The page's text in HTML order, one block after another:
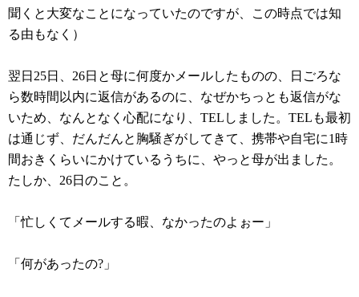
聞くと大変なことになっていたのですが、この時点では知
る由もなく）
翌日25日、26日と母に何度かメールしたものの、日ごろな
ら数時間以内に返信があるのに、なぜかちっとも返信がな
いため、なんとなく心配になり、TELしました。TELも最初
は通じず、だんだんと胸騒ぎがしてきて、携帯や自宅に1時
間おきくらいにかけているうちに、やっと母が出ました。
たしか、26日のこと。
「忙しくてメールする暇、なかったのよぉー」
「何があったの?」